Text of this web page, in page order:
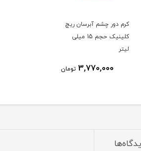
کرم دور چشم آبرسان ریچ
کلینیک حجم 15 میلی
لیتر
3,770,000 تومان